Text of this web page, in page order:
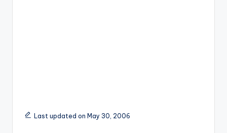
Last updated on May 30, 2006